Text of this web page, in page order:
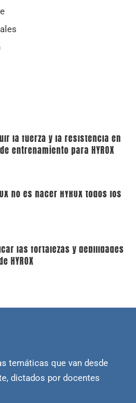
la fuerza y la resistencia en
entrenamiento para HYROX
no es hacer HYROX todos los
las fortalezas y debilidades
HYROX
temáticas que van desde
dictados por docentes